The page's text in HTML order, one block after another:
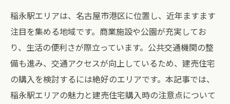
稲永駅エリアは、名古屋市港区に位置し、近年ますます
注目を集める地域です。商業施設や公園が充実してお
り、生活の便利さが際立っています。公共交通機関の整
備も進み、交通アクセスが向上しているため、建売住宅
の購入を検討するには絶好のエリアです。本記事では、
稲永駅エリアの魅力と建売住宅購入時の注意点について